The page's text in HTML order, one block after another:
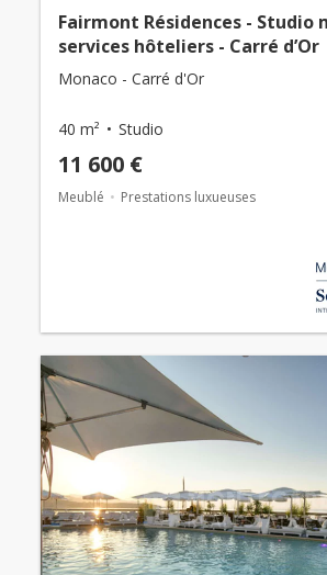
Fairmont Résidences - Studio
services hôteliers - Carré d’Or
Monaco - Carré d'Or
40 m² Studio
11 600 €
Meublé Prestations luxueuses